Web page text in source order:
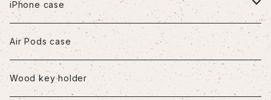
iPhone case
iPhone7/8/SE2
iPhone8Plus
Air Pods case
Wood key holder